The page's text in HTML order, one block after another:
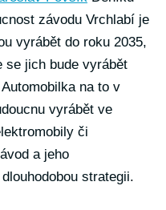
závodu Vrchlabí je
vyrábět do roku 2035,
se jich bude vyrábět
na to v
vyrábět ve
či
a jeho
strategii.